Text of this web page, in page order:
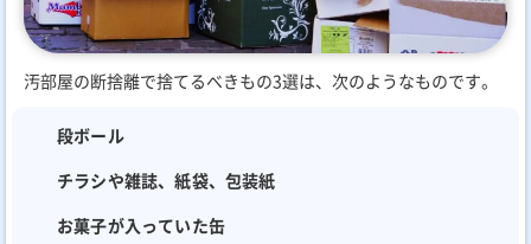
汚部屋の断捨離で捨てるべきもの3選は、次のようなものです。
段ボール
チラシや雑誌、紙袋、包装紙
お菓子が入っていた缶